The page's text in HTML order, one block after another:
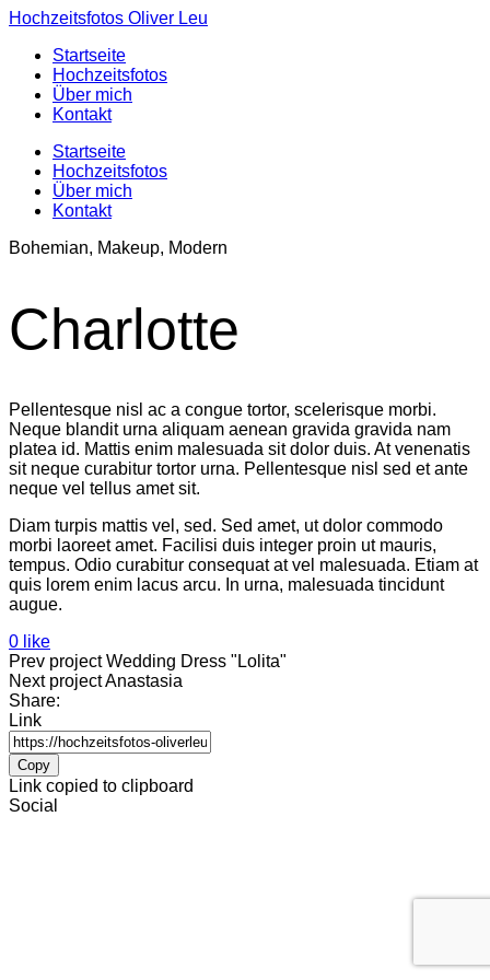
Hochzeitsfotos Oliver Leu
Startseite
Hochzeitsfotos
Über mich
Kontakt
Startseite
Hochzeitsfotos
Über mich
Kontakt
Bohemian, Makeup, Modern
Charlotte
Pellentesque nisl ac a congue tortor, scelerisque morbi.
Neque blandit urna aliquam aenean gravida gravida nam
platea id. Mattis enim malesuada sit dolor duis. At venenatis
sit neque curabitur tortor urna. Pellentesque nisl sed et ante
neque vel tellus amet sit.
Diam turpis mattis vel, sed. Sed amet, ut dolor commodo
morbi laoreet amet. Facilisi duis integer proin ut mauris,
tempus. Odio curabitur consequat at vel malesuada. Etiam at
quis lorem enim lacus arcu. In urna, malesuada tincidunt
augue.
0 like
Prev project Wedding Dress "Lolita"
Next projectAnastasia
Share:
Link
Copy
Link copied to clipboard
Social